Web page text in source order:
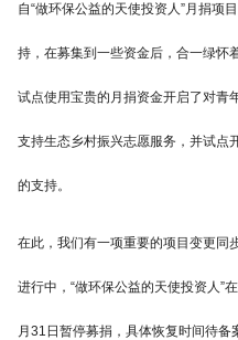
自“做环保公益的天使投资人”月捐项
持，在募集到一些资金后，合一绿怀
试点使用宝贵的月捐资金开启了对青
支持生态乡村振兴志愿服务，并试点
的支持。
在此，我们有一项重要的项目变更同
进行中，“做环保公益的天使投资人”
月31日暂停募捐，具体恢复时间待